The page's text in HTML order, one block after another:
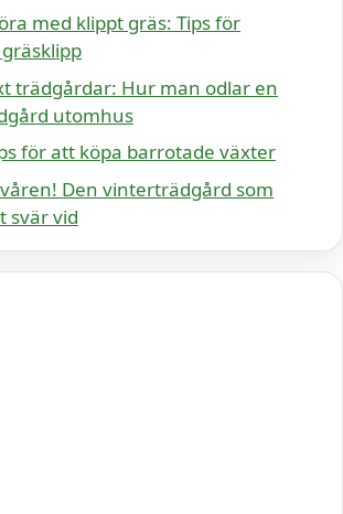
med klippt gräs: Tips för
trädgårdar: Hur man odlar en
utomhus
för att köpa barrotade växter
Den vinterträdgård som
svär vid